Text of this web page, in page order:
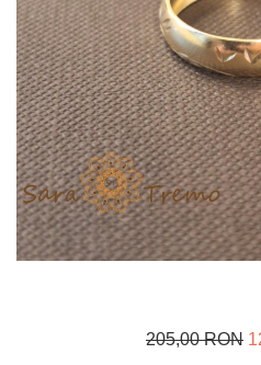
205,00 RON